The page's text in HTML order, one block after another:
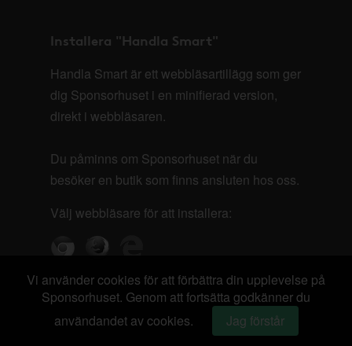
Installera "Handla Smart"
Handla Smart är ett webbläsartillägg som ger
dig Sponsorhuset i en minifierad version,
direkt i webbläsaren.
Du påminns om Sponsorhuset när du
besöker en butik som finns ansluten hos oss.
Välj webbläsare för att installera:
Vi använder cookies för att förbättra din upplevelse på
Sponsorhuset. Genom att fortsätta godkänner du
användandet av cookies.
Jag förstår